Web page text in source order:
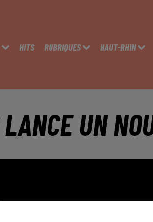
HITS RUBRIQUES HAUT-RHIN
UN